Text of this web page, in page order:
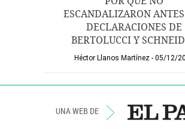
ESCANDALIZARON
DECLARACIONES DE
BERTOLUCCI Y
Héctor Llanos Martínez 05/12/
UNA WEB DE